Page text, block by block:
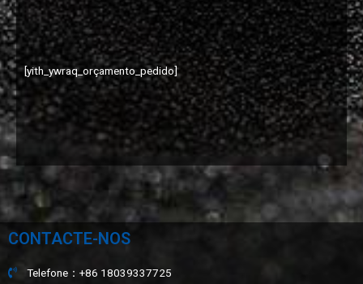
[yith_ywraq_orçamento_pedido]
CONTACTE-NOS
Telefone：+86 18039337725